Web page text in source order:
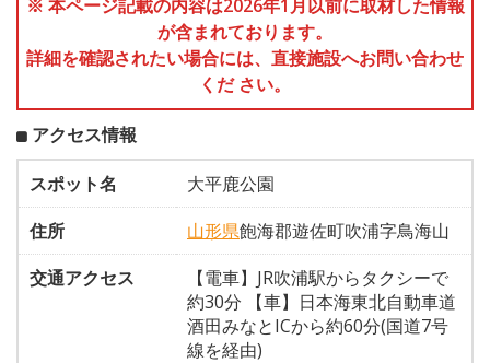
※ 本ページ記載の内容は2026年1月以前に取材した情報
が含まれております。
詳細を確認されたい場合には、直接施設へお問い合わせ
くだ さい。
アクセス情報
スポット名
大平鹿公園
住所
山形県飽海郡遊佐町吹浦字鳥海山
交通アクセス
【電車】JR吹浦駅からタクシーで
約30分 【車】日本海東北自動車道
酒田みなとICから約60分(国道7号
線を経由)